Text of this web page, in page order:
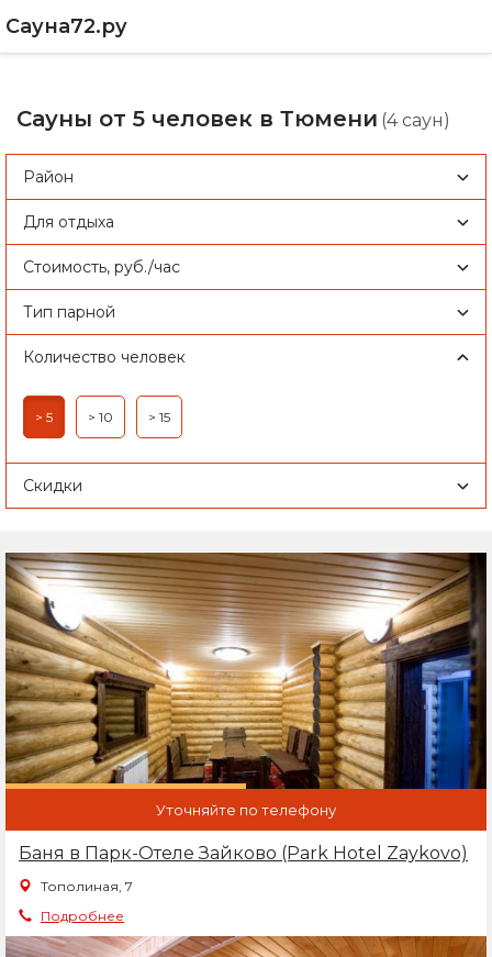
Сауна72.ру
Сауны от 5 человек в Тюмени (4 саун)
Район
Для отдыха
Стоимость, руб./час
Тип парной
Количество человек
> 5 > 10 > 15
Скидки
Уточняйте по телефону
Баня в Парк-Отеле Зайково (Park Hotel Zaykovo)
Тополиная, 7
Подробнее